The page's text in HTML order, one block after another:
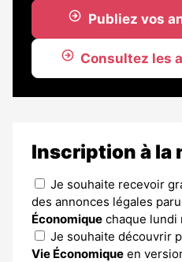
Publiez vos
Consultez les
Inscription à la
Je souhaite recevoir
des annonces légales
Économique chaque lundi
Je souhaite découvrir
Vie Économique en